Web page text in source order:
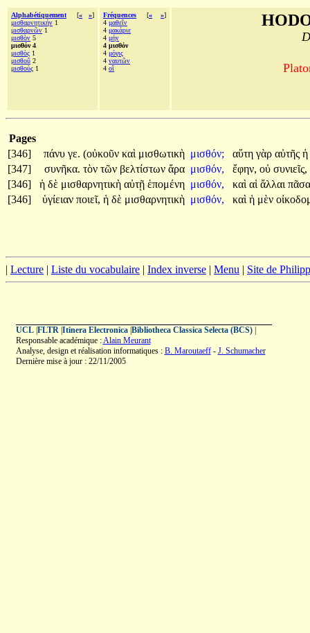
Alphabétiquement [« »]
μισθαρνητικήν 1
μισθαρνῶν 1
μισθὸν 5
μισθόν 4
μισθὸς 1
μισθοῦ 2
μισθοὺς 1
Fréquences [« »]
4 μαθεῖν
4 μακάριε
4 μήν
4 μισθόν
4 μόγις
4 ναυτῶν
4 οἵ
Pages
[346]
πάνυ γε. (οὐκοῦν καὶ μισθωτικὴ μισθόν; αὕτη γὰρ αὐτῆς ἡ
[347]
συνῆκα. τὸν τῶν βελτίστων ἄρα μισθόν, ἔφην, οὐ συνιεῖς,
[346]
ἡ δὲ μισθαρνητικὴ αὐτῇ ἑπομένη μισθόν, καὶ αἱ ἄλλαι
[346]
ὑγίειαν ποιεῖ, ἡ δὲ μισθαρνητικὴ μισθόν, καὶ ἡ μὲν
| Lecture | Liste du vocabulaire | Index inverse | Menu | Site de
UCL| FLTR| Itinera Electronica| Bibliotheca Classica Selecta (BCS)|
Responsable académique :Alain Meurant
Analyse, design et réalisation informatiques : B. Maroutaeff- J. Schumacher
Dernière mise à jour : 22/11/2005